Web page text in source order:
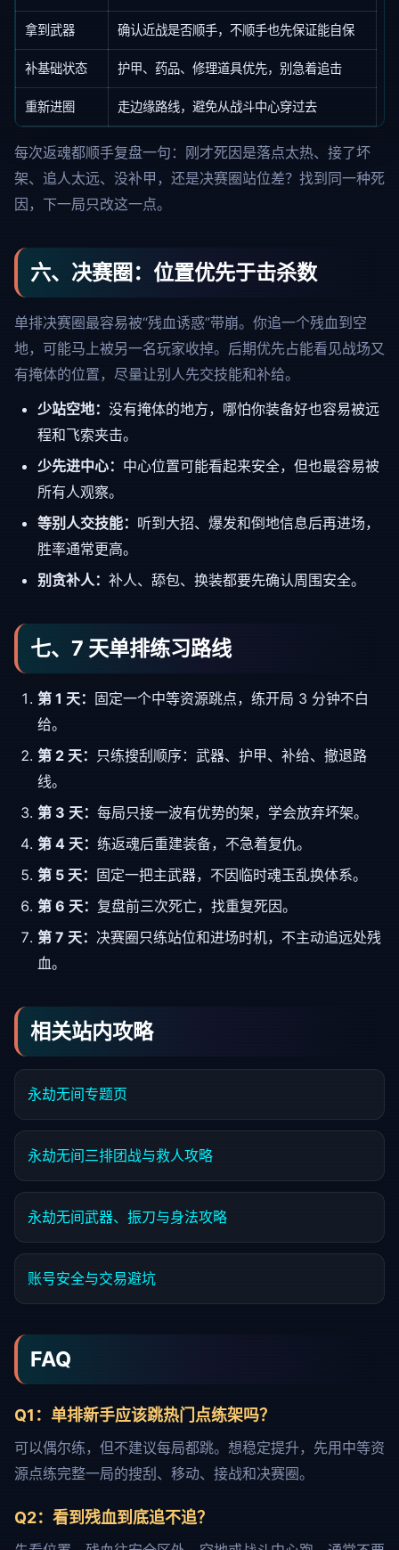
拿到武器 确认近战是否顺手，不顺手也先保证能自保
补基础状态 护甲、药品、修理道具优先，别急着追击
重新进圈 走边缘路线，避免从战斗中心穿过去
每次返魂都顺手复盘一句：刚才死因是落点太热、接了坏
架、追人太远、没补甲，还是决赛圈站位差？找到同一种死
因，下一局只改这一点。
六、决赛圈：位置优先于击杀数
单排决赛圈最容易被“残血诱惑”带崩。你追一个残血到空
地，可能马上被另一名玩家收掉。后期优先占能看见战场又
有掩体的位置，尽量让别人先交技能和补给。
少站空地： 没有掩体的地方，哪怕你装备好也容易被远
程和飞索夹击。
少先进中心： 中心位置可能看起来安全，但也最容易被
所有人观察。
等别人交技能： 听到大招、爆发和倒地信息后再进场，
胜率通常更高。
别贪补人： 补人、舔包、换装都要先确认周围安全。
七、7 天单排练习路线
第 1 天： 固定一个中等资源跳点，练开局 3 分钟不白
给。
第 2 天： 只练搜刮顺序：武器、护甲、补给、撤退路
线。
第 3 天： 每局只接一波有优势的架，学会放弃坏架。
第 4 天： 练返魂后重建装备，不急着复仇。
第 5 天： 固定一把主武器，不因临时魂玉乱换体系。
第 6 天： 复盘前三次死亡，找重复死因。
第 7 天： 决赛圈只练站位和进场时机，不主动追远处残
血。
相关站内攻略
永劫无间专题页
永劫无间三排团战与救人攻略
永劫无间武器、振刀与身法攻略
账号安全与交易避坑
FAQ
Q1：单排新手应该跳热门点练架吗？
可以偶尔练，但不建议每局都跳。想稳定提升，先用中等资
源点练完整一局的搜刮、移动、接战和决赛圈。
Q2：看到残血到底追不追？